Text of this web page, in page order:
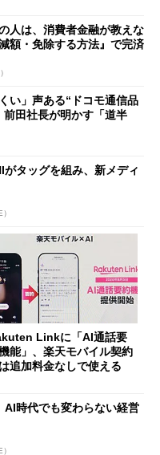
人は、消費者金融が教えな
額・免除する方法』で完済
い」声ある“ドコモ通信品
田社長が明かす「道半
タッグを組み、新メディ
Linkに「AI通話要
能」、楽天モバイル契約
追加料金なしで使える
AI時代でも変わらない経営